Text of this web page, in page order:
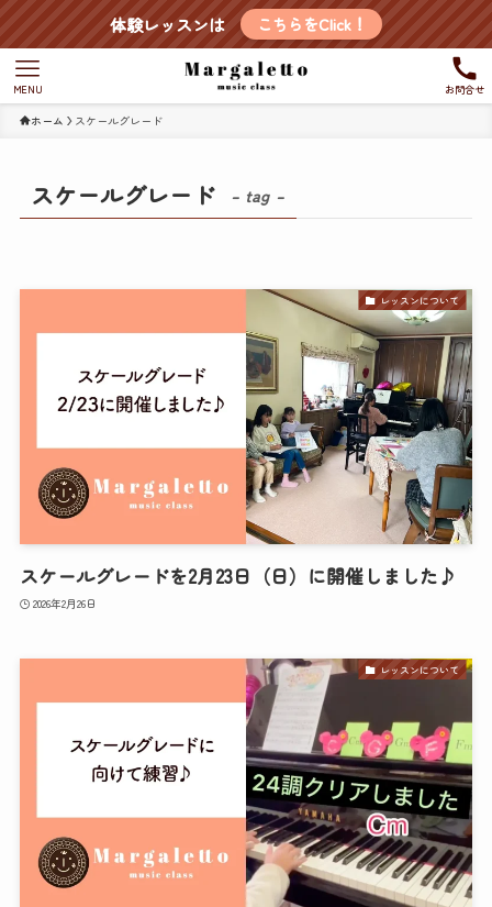
体験レッスンは こちらをClick！
お問合せ
MENU
ホーム スケールグレード
スケールグレード – tag –
レッスンについて
スケールグレードを2月23日（日）に開催しました♪
2026年2月26日
レッスンについて